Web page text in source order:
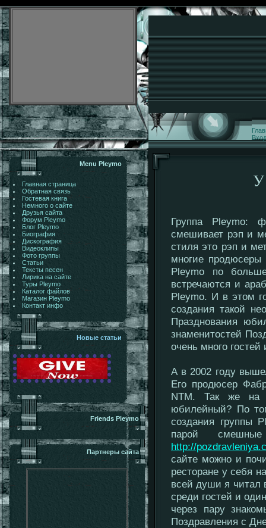
Вход
Menu Pleymo
Главная страница
Обратная связь
Гостевая книга
Немного о сайте
Друзья сайта
Форум Pleymo
Блог Pleymo
Биография
Дискография
Видеоклипы
Фото группы
Статьи
Тексты песен
Лирика на сайте
Туры Pleymo
Каталог файлов
Магазин Pleymo
Контакт инфо
Новые статьи
Friends Pleymo
Партнеры сайта
У
Группа Pleymo:
смешивает рэп и
стиля это рэп и
многие продюсеры
Pleymo по
встречаются и
Pleymo. И в этом
создания такой
Празднования
знаменитостей
очень много
А в 2002 году
Его продюсер
NTM. Так же на
юбилейный? По
создания группы
парой
http://
сайте можно и
ресторане у себя
всей души я читал
среди гостей и
через пару
Поздравления с